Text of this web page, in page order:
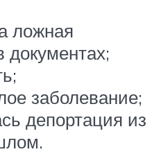
ложная
заболевание;
депортация из